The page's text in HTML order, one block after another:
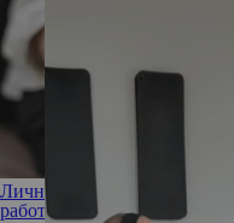
Личные границы: как
работе